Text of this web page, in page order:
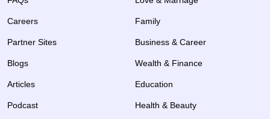
Careers
Partner Sites
Blogs
Articles
Podcast
Family
Business & Career
Wealth & Finance
Education
Health & Beauty